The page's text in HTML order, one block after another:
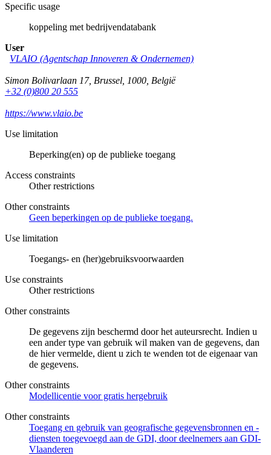
Specific usage
koppeling met bedrijvendatabank
User
VLAIO (Agentschap Innoveren & Ondernemen)
Simon Bolivarlaan 17, Brussel 1000 België
+32 (0)800 20 555
https://www.vlaio.be
Use limitation
Beperking(en) op de publieke toegang
Access constraints
Other restrictions
Other constraints
Geen beperkingen op de publieke toegang.
Use limitation
Toegangs- en (her)gebruiksvoorwaarden
Use constraints
Other restrictions
Other constraints
De gegevens zijn beschermd door het auteursrecht. Indien u
een ander type van gebruik wil maken van de gegevens, dan
de hier vermelde, dient u zich te wenden tot de eigenaar van
de gegevens.
Other constraints
Modellicentie voor gratis hergebruik
Other constraints
Toegang en gebruik van geografische gegevensbronnen en -
diensten toegevoegd aan de GDI, door deelnemers aan GDI-
Vlaanderen